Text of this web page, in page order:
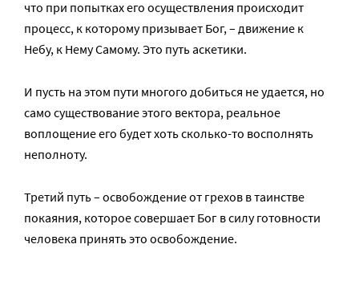
что при попытках его осуществления происходит
процесс, к которому призывает Бог, – движение к
Небу, к Нему Самому. Это путь аскетики.
И пусть на этом пути многого добиться не удается, но
само существование этого вектора, реальное
воплощение его будет хоть сколько-то восполнять
неполноту.
Третий путь – освобождение от грехов в таинстве
покаяния, которое совершает Бог в силу готовности
человека принять это освобождение.